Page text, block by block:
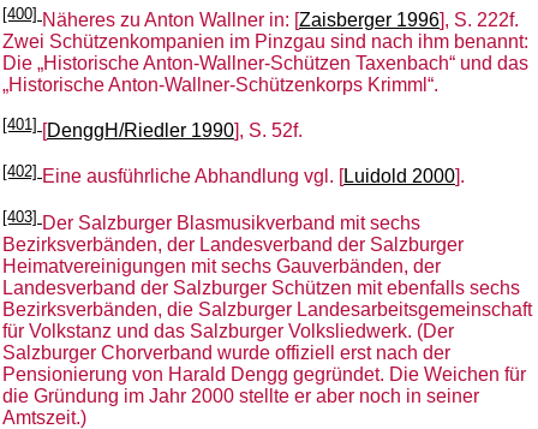
[400] Näheres zu Anton Wallner in: [Zaisberger 1996], S. 222f.
Zwei Schützenkompanien im Pinzgau sind nach ihm benannt:
Die „Historische Anton-Wallner-Schützen Taxenbach“ und das
„Historische Anton-Wallner-Schützenkorps Krimml“.
[401] [DenggH/Riedler 1990], S. 52f.
[402] Eine ausführliche Abhandlung vgl. [ Luidold 2000 ].
[403] Der Salzburger Blasmusikverband mit sechs
Bezirksverbänden, der Landesverband der Salzburger
Heimatvereinigungen mit sechs Gauverbänden, der
Landesverband der Salzburger Schützen mit ebenfalls sechs
Bezirksverbänden, die Salzburger Landesarbeitsgemeinschaft
für Volkstanz und das Salzburger Volksliedwerk. (Der
Salzburger Chorverband wurde offiziell erst nach der
Pensionierung von Harald Dengg gegründet. Die Weichen für
die Gründung im Jahr 2000 stellte er aber noch in seiner
Amtszeit.)